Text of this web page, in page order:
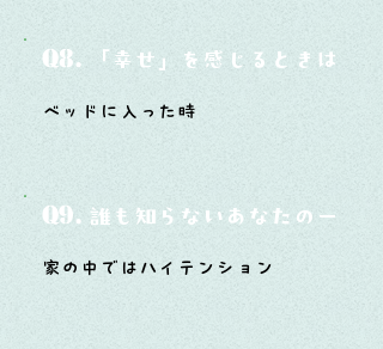
Q8. 「幸せ」を感じるときはどん
ベッドに入った時
Q9. 誰も知らないあなたの一面は
家の中ではハイテンション